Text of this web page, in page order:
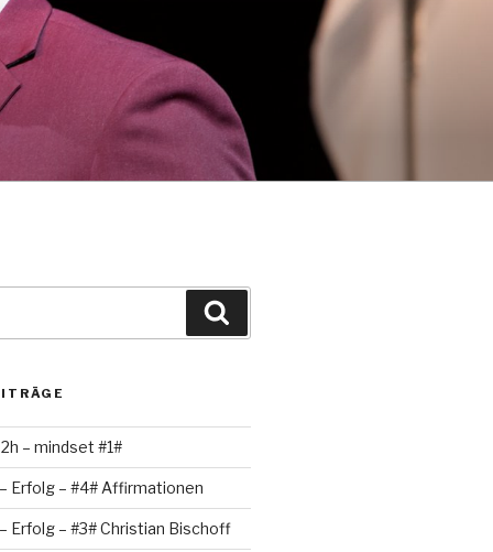
– mindset #1#
Erfolg – #4# Affirmationen
Erfolg – #3# Christian Bischoff